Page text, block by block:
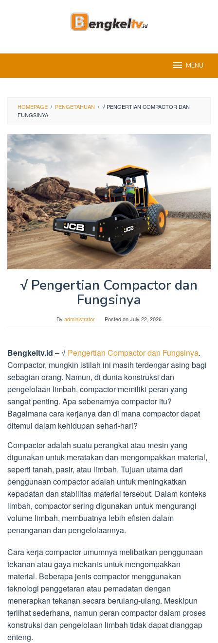
MENU
HOMEPAGE / PENGETAHUAN / √ PENGERTIAN COMPACTOR DAN
FUNGSINYA
√ Pengertian Compactor dan
Fungsinya
By administrator Posted onJuly 22, 2026
Bengkeltv.id – √ Pengertian Compactor dan Fungsinya.
Compactor, mungkin istilah ini masih terdengar asing bagi
sebagian orang. Namun, di dunia konstruksi dan
pengelolaan limbah, compactor memiliki peran yang
sangat penting. Apa sebenarnya compactor itu?
Bagaimana cara kerjanya dan di mana compactor dapat
ditemui dalam kehidupan sehari-hari?
Compactor adalah suatu perangkat atau mesin yang
digunakan untuk meratakan dan mengompakkan material,
seperti tanah, pasir, atau limbah. Tujuan utama dari
penggunaan compactor adalah untuk meningkatkan
kepadatan dan stabilitas material tersebut. Dalam konteks
limbah, compactor sering digunakan untuk mengurangi
volume limbah, membuatnya lebih efisien dalam
penanganan dan pengelolaannya.
Cara kerja compactor umumnya melibatkan penggunaan
tekanan atau gaya mekanis untuk mengompakkan
material. Beberapa jenis compactor menggunakan
teknologi penggetaran atau pemadatan dengan
menerapkan tekanan secara berulang-ulang. Meskipun
terlihat sederhana, namun peran compactor dalam proses
konstruksi dan pengelolaan limbah tidak dapat dianggap
enteng.